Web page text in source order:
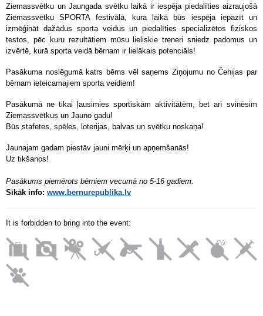
Ziemassvētku un Jaungada svētku laikā ir iespēja piedalīties aizraujošā
Ziemassvētku SPORTA festivālā, kura laikā būs iespēja iepazīt un
izmēģināt dažādus sporta veidus un piedalīties specializētos fiziskos
testos, pēc kuru rezultātiem mūsu lieliskie treneri sniedz padomus un
izvērtē, kurā sporta veidā bērnam ir lielākais potenciāls!
Pasākuma noslēgumā katrs bērns vēl saņems Ziņojumu no Čehijas par
bērnam ieteicamajiem sporta veidiem!
Pasākumā ne tikai ļausimies sportiskām aktivitātēm, bet arī svinēsim
Ziemassvētkus un Jauno gadu!
Būs stafetes, spēles, loterijas, balvas un svētku noskaņa!
Jaunajam gadam piestāv jauni mērķi un apņemšanās!
Uz tikšanos!
Pasākums piemērots bērniem vecumā no 5-16 gadiem.
Sīkāk info: www.bernurepublika.lv
It is forbidden to bring into the event: